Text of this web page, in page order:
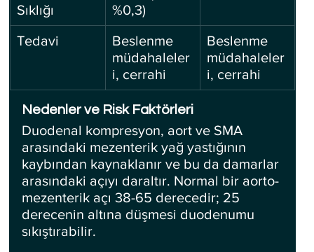
Sıklığı
%0,3)
Tedavi
Beslenme
müdahaleler
i, cerrahi
Beslenme
müdahaleler
i, cerrahi
Nedenler ve Risk Faktörleri
Duodenal kompresyon, aort ve SMA
arasındaki mezenterik yağ yastığının
kaybından kaynaklanır ve bu da damarlar
arasındaki açıyı daraltır. Normal bir aorto-
mezenterik açı 38-65 derecedir; 25
derecenin altına düşmesi duodenumu
sıkıştırabilir.